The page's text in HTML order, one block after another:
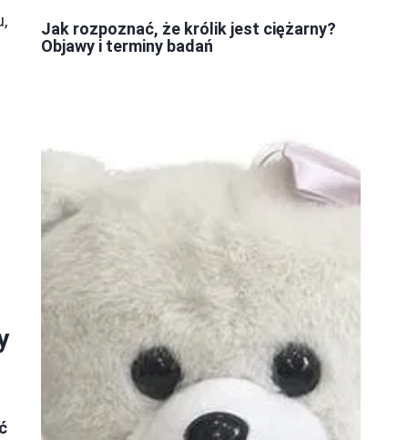
Jak rozpoznać, że królik jest ciężarny?
Objawy i terminy badań